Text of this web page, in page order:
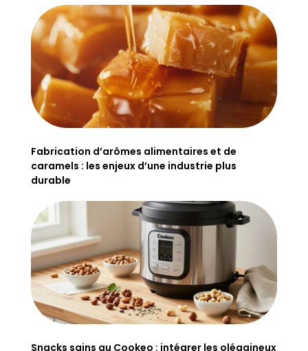
Fabrication d’arômes alimentaires et de
caramels : les enjeux d’une industrie plus
durable
Snacks sains au Cookeo : intégrer les oléagineux